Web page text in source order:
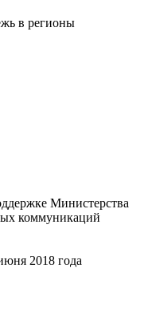
в регионы
Министерства
коммуникаций
2018 года